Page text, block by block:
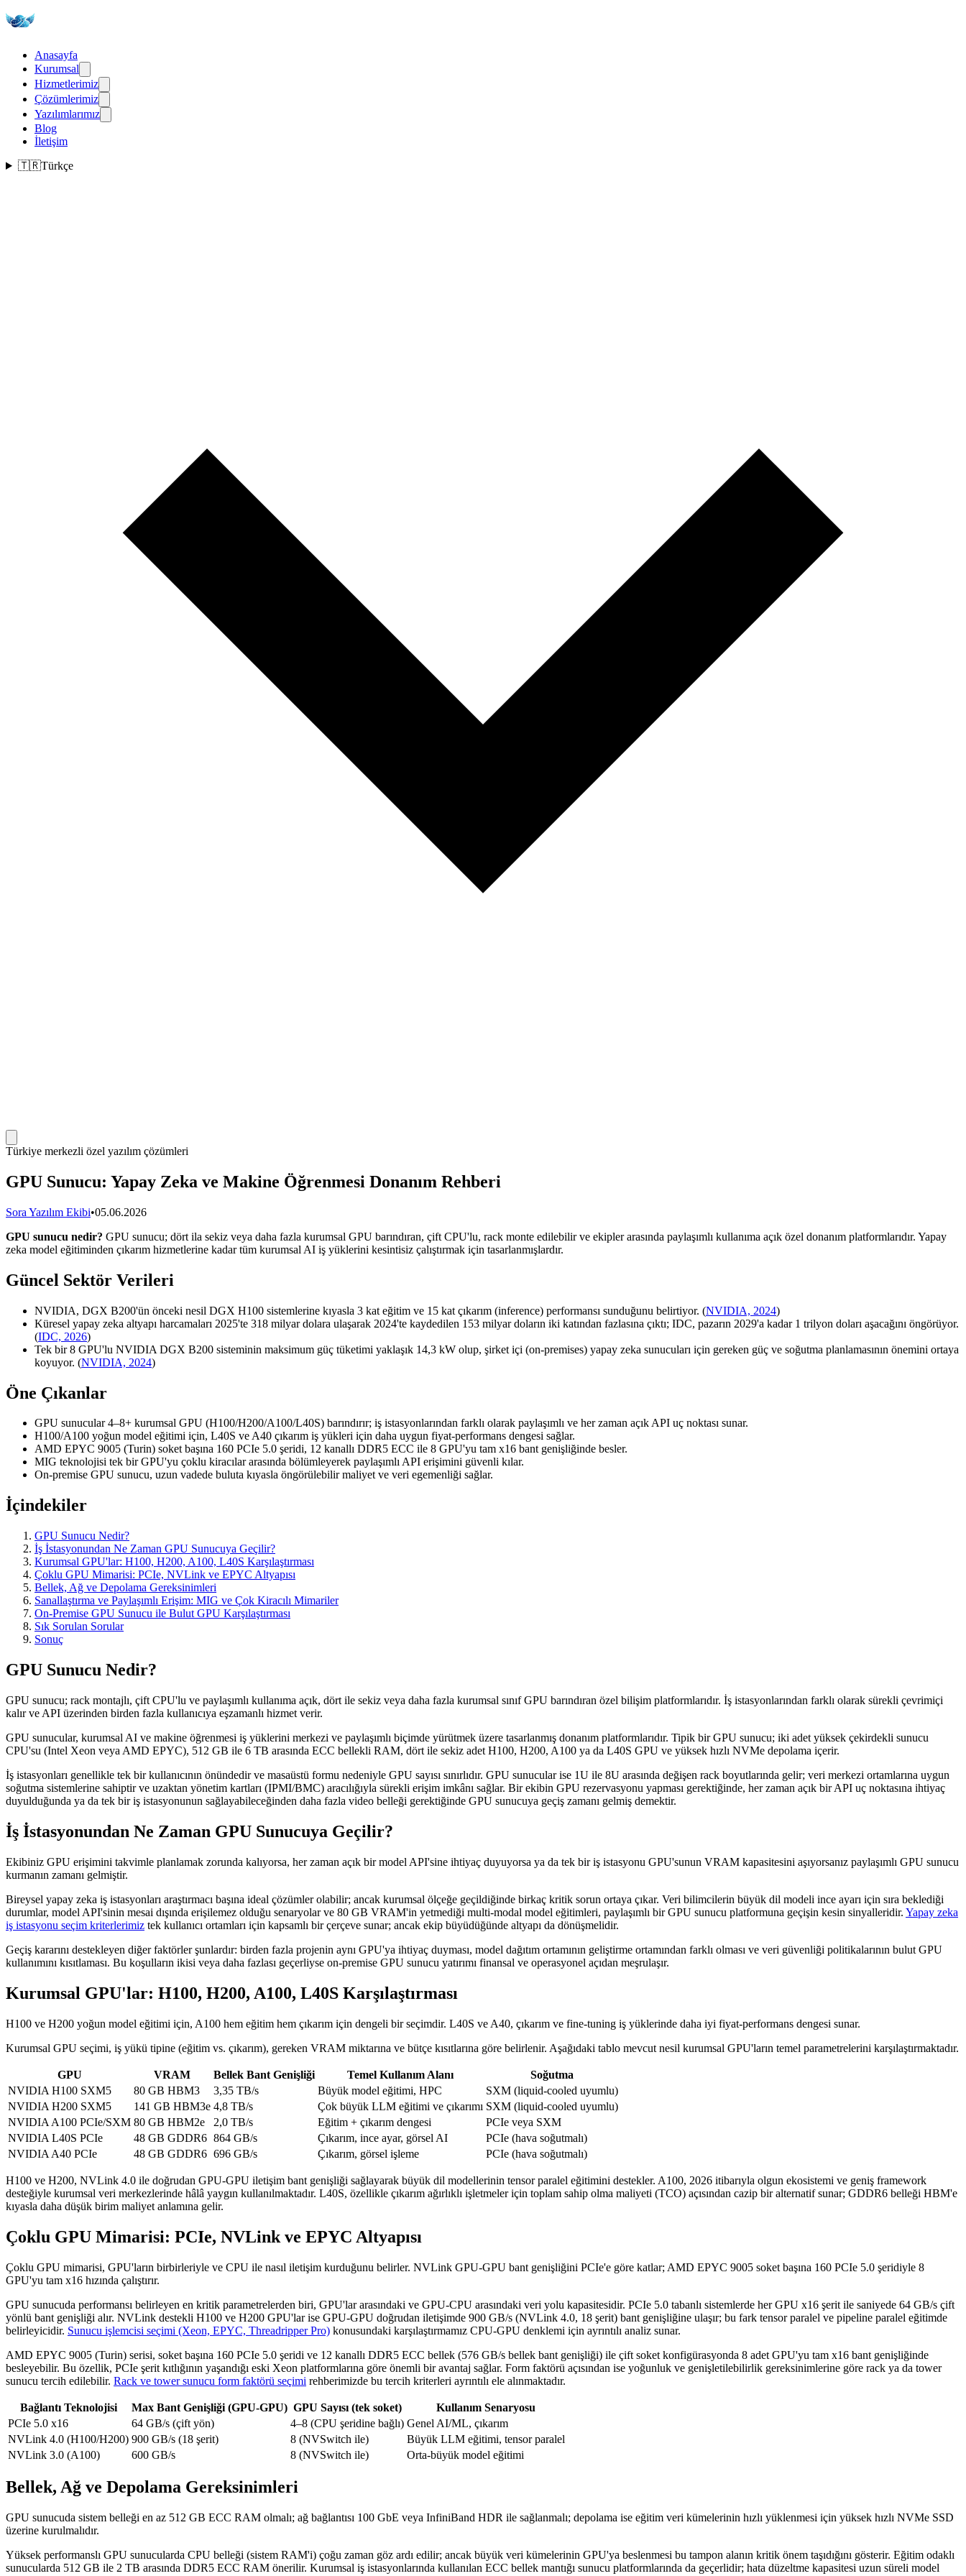
Anasayfa
Kurumsal
Hizmetlerimiz
Çözümlerimiz
Yazılımlarımız
Blog
İletişim
🇹🇷Türkçe
Türkiye merkezli özel yazılım çözümleri
GPU Sunucu: Yapay Zeka ve Makine Öğrenmesi Donanım Rehberi
Sora Yazılım Ekibi•05.06.2026
GPU sunucu nedir? GPU sunucu; dört ila sekiz veya daha fazla kurumsal GPU barındıran, çift CPU'lu, rack monte edilebilir ve ekipler arasında paylaşımlı kullanıma açık özel donanım platformlarıdır. Yapay
zeka model eğitiminden çıkarım hizmetlerine kadar tüm kurumsal AI iş yüklerini kesintisiz çalıştırmak için tasarlanmışlardır.
Güncel Sektör Verileri
NVIDIA, DGX B200'ün önceki nesil DGX H100 sistemlerine kıyasla 3 kat eğitim ve 15 kat çıkarım (inference) performansı sunduğunu belirtiyor. (NVIDIA, 2024)
Küresel yapay zeka altyapı harcamaları 2025'te 318 milyar dolara ulaşarak 2024'te kaydedilen 153 milyar doların iki katından fazlasına çıktı; IDC, pazarın 2029'a kadar 1 trilyon doları aşacağını öngörüyor.
(IDC, 2026)
Tek bir 8 GPU'lu NVIDIA DGX B200 sisteminin maksimum güç tüketimi yaklaşık 14,3 kW olup, şirket içi (on-premises) yapay zeka sunucuları için gereken güç ve soğutma planlamasının önemini ortaya
koyuyor. (NVIDIA, 2024)
Öne Çıkanlar
GPU sunucular 4–8+ kurumsal GPU (H100/H200/A100/L40S) barındırır; iş istasyonlarından farklı olarak paylaşımlı ve her zaman açık API uç noktası sunar.
H100/A100 yoğun model eğitimi için, L40S ve A40 çıkarım iş yükleri için daha uygun fiyat-performans dengesi sağlar.
AMD EPYC 9005 (Turin) soket başına 160 PCIe 5.0 şeridi, 12 kanallı DDR5 ECC ile 8 GPU'yu tam x16 bant genişliğinde besler.
MIG teknolojisi tek bir GPU'yu çoklu kiracılar arasında bölümleyerek paylaşımlı API erişimini güvenli kılar.
On-premise GPU sunucu, uzun vadede buluta kıyasla öngörülebilir maliyet ve veri egemenliği sağlar.
İçindekiler
GPU Sunucu Nedir?
İş İstasyonundan Ne Zaman GPU Sunucuya Geçilir?
Kurumsal GPU'lar: H100, H200, A100, L40S Karşılaştırması
Çoklu GPU Mimarisi: PCIe, NVLink ve EPYC Altyapısı
Bellek, Ağ ve Depolama Gereksinimleri
Sanallaştırma ve Paylaşımlı Erişim: MIG ve Çok Kiracılı Mimariler
On-Premise GPU Sunucu ile Bulut GPU Karşılaştırması
Sık Sorulan Sorular
Sonuç
GPU Sunucu Nedir?
GPU sunucu; rack montajlı, çift CPU'lu ve paylaşımlı kullanıma açık, dört ile sekiz veya daha fazla kurumsal sınıf GPU barındıran özel bilişim platformlarıdır. İş istasyonlarından farklı olarak sürekli çevrimiçi
kalır ve API üzerinden birden fazla kullanıcıya eşzamanlı hizmet verir.
GPU sunucular, kurumsal AI ve makine öğrenmesi iş yüklerini merkezi ve paylaşımlı biçimde yürütmek üzere tasarlanmış donanım platformlarıdır. Tipik bir GPU sunucu; iki adet yüksek çekirdekli sunucu
CPU'su (Intel Xeon veya AMD EPYC), 512 GB ile 6 TB arasında ECC bellekli RAM, dört ile sekiz adet H100, H200, A100 ya da L40S GPU ve yüksek hızlı NVMe depolama içerir.
İş istasyonları genellikle tek bir kullanıcının önündedir ve masaüstü formu nedeniyle GPU sayısı sınırlıdır. GPU sunucular ise 1U ile 8U arasında değişen rack boyutlarında gelir; veri merkezi ortamlarına uygun
soğutma sistemlerine sahiptir ve uzaktan yönetim kartları (IPMI/BMC) aracılığıyla sürekli erişim imkânı sağlar. Bir ekibin GPU rezervasyonu yapması gerektiğinde, her zaman açık bir API uç noktasına ihtiyaç
duyulduğunda ya da tek bir iş istasyonunun sağlayabileceğinden daha fazla video belleği gerektiğinde GPU sunucuya geçiş zamanı gelmiş demektir.
İş İstasyonundan Ne Zaman GPU Sunucuya Geçilir?
Ekibiniz GPU erişimini takvimle planlamak zorunda kalıyorsa, her zaman açık bir model API'sine ihtiyaç duyuyorsa ya da tek bir iş istasyonu GPU'sunun VRAM kapasitesini aşıyorsanız paylaşımlı GPU sunucu
kurmanın zamanı gelmiştir.
Bireysel yapay zeka iş istasyonları araştırmacı başına ideal çözümler olabilir; ancak kurumsal ölçeğe geçildiğinde birkaç kritik sorun ortaya çıkar. Veri bilimcilerin büyük dil modeli ince ayarı için sıra beklediği
durumlar, model API'sinin mesai dışında erişilemez olduğu senaryolar ve 80 GB VRAM'in yetmediği multi-modal model eğitimleri, paylaşımlı bir GPU sunucu platformuna geçişin kesin sinyalleridir. Yapay zeka
iş istasyonu seçim kriterlerimiz tek kullanıcı ortamları için kapsamlı bir çerçeve sunar; ancak ekip büyüdüğünde altyapı da dönüşmelidir.
Geçiş kararını destekleyen diğer faktörler şunlardır: birden fazla projenin aynı GPU'ya ihtiyaç duyması, model dağıtım ortamının geliştirme ortamından farklı olması ve veri güvenliği politikalarının bulut GPU
kullanımını kısıtlaması. Bu koşulların ikisi veya daha fazlası geçerliyse on-premise GPU sunucu yatırımı finansal ve operasyonel açıdan meşrulaşır.
Kurumsal GPU'lar: H100, H200, A100, L40S Karşılaştırması
H100 ve H200 yoğun model eğitimi için, A100 hem eğitim hem çıkarım için dengeli bir seçimdir. L40S ve A40, çıkarım ve fine-tuning iş yüklerinde daha iyi fiyat-performans dengesi sunar.
Kurumsal GPU seçimi, iş yükü tipine (eğitim vs. çıkarım), gereken VRAM miktarına ve bütçe kısıtlarına göre belirlenir. Aşağıdaki tablo mevcut nesil kurumsal GPU'ların temel parametrelerini karşılaştırmaktadır.
GPU VRAM Bellek Bant Genişliği Temel Kullanım Alanı
Soğutma
NVIDIA H100 SXM5
80 GB HBM3 3,35 TB/s Büyük model eğitimi, HPC
SXM (liquid-cooled uyumlu)
NVIDIA H200 SXM5
141 GB HBM3e 4,8 TB/s Çok büyük LLM eğitimi ve çıkarımı SXM (liquid-cooled uyumlu)
NVIDIA A100 PCIe/SXM 80 GB HBM2e 2,0 TB/s Eğitim + çıkarım dengesi
PCIe veya SXM
NVIDIA L40S PCIe
48 GB GDDR6 864 GB/s Çıkarım, ince ayar, görsel AI
PCIe (hava soğutmalı)
NVIDIA A40 PCIe
48 GB GDDR6 696 GB/s Çıkarım, görsel işleme PCIe (hava soğutmalı)
H100 ve H200, NVLink 4.0 ile doğrudan GPU-GPU iletişim bant genişliği sağlayarak büyük dil modellerinin tensor paralel eğitimini destekler. A100, 2026 itibarıyla olgun ekosistemi ve geniş framework
desteğiyle kurumsal veri merkezlerinde hâlâ yaygın kullanılmaktadır. L40S, özellikle çıkarım ağırlıklı işletmeler için toplam sahip olma maliyeti (TCO) açısından cazip bir alternatif sunar; GDDR6 belleği HBM'e
kıyasla daha düşük birim maliyet anlamına gelir.
Çoklu GPU Mimarisi: PCIe, NVLink ve EPYC Altyapısı
Çoklu GPU mimarisi, GPU'ların birbirleriyle ve CPU ile nasıl iletişim kurduğunu belirler. NVLink GPU-GPU bant genişliğini PCIe'e göre katlar; AMD EPYC 9005 soket başına 160 PCIe 5.0 şeridiyle 8
GPU'yu tam x16 hızında çalıştırır.
GPU sunucuda performansı belirleyen en kritik parametrelerden biri, GPU'lar arasındaki ve GPU-CPU arasındaki veri yolu kapasitesidir. PCIe 5.0 tabanlı sistemlerde her GPU x16 şerit ile saniyede 64 GB/s çift
yönlü bant genişliği alır. NVLink destekli H100 ve H200 GPU'lar ise GPU-GPU doğrudan iletişimde 900 GB/s (NVLink 4.0, 18 şerit) bant genişliğine ulaşır; bu fark tensor paralel ve pipeline paralel eğitimde
belirleyicidir. Sunucu işlemcisi seçimi (Xeon, EPYC, Threadripper Pro) konusundaki karşılaştırmamız CPU-GPU denklemi için ayrıntılı analiz sunar.
AMD EPYC 9005 (Turin) serisi, soket başına 160 PCIe 5.0 şeridi ve 12 kanallı DDR5 ECC bellek (576 GB/s bellek bant genişliği) ile çift soket konfigürasyonda 8 adet GPU'yu tam x16 bant genişliğinde
besleyebilir. Bu özellik, PCIe şerit kıtlığının yaşandığı eski Xeon platformlarına göre önemli bir avantaj sağlar. Form faktörü açısından ise yoğunluk ve genişletilebilirlik gereksinimlerine göre rack ya da tower
sunucu tercih edilebilir. Rack ve tower sunucu form faktörü seçimi rehberimizde bu tercih kriterleri ayrıntılı ele alınmaktadır.
Bağlantı Teknolojisi Max Bant Genişliği (GPU-GPU) GPU Sayısı (tek soket)
Kullanım Senaryosu
PCIe 5.0 x16
64 GB/s (çift yön) 4–8 (CPU şeridine bağlı) Genel AI/ML, çıkarım
NVLink 4.0 (H100/H200) 900 GB/s (18 şerit) 8 (NVSwitch ile)
Büyük LLM eğitimi, tensor paralel
NVLink 3.0 (A100)
600 GB/s 8 (NVSwitch ile) Orta-büyük model eğitimi
Bellek, Ağ ve Depolama Gereksinimleri
GPU sunucuda sistem belleği en az 512 GB ECC RAM olmalı; ağ bağlantısı 100 GbE veya InfiniBand HDR ile sağlanmalı; depolama ise eğitim veri kümelerinin hızlı yüklenmesi için yüksek hızlı NVMe SSD
üzerine kurulmalıdır.
Yüksek performanslı GPU sunucularda CPU belleği (sistem RAM'i) çoğu zaman göz ardı edilir; ancak büyük veri kümelerinin GPU'ya beslenmesi bu tampon alanın kritik önem taşıdığını gösterir. Eğitim odaklı
sunucularda 512 GB ile 2 TB arasında DDR5 ECC RAM önerilir. Kurumsal iş istasyonlarında kullanılan ECC bellek mantığı sunucu platformlarında da geçerlidir; hata düzeltme kapasitesi uzun süreli model